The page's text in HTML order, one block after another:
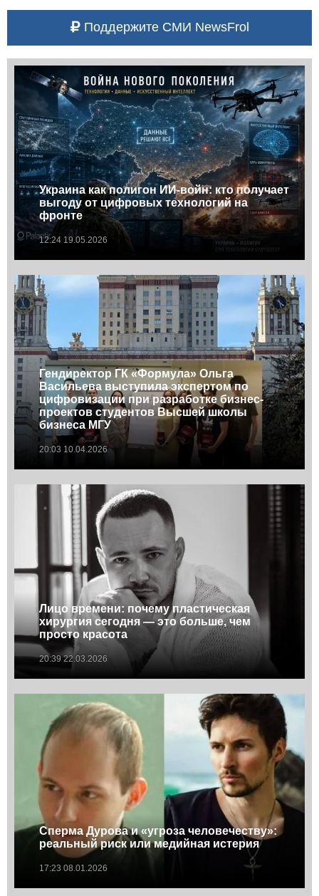
Поддержите СМИ NewsFrol
Украина как полигон ИИ-войн: кто получает
выгоду от цифровых технологий на
фронте
12:24 19.05.2026
Гендиректор ГК «Формула» Ольга
Васильева выступила экспертом по
цифровизации при разработке бизнес-
проектов студентов Высшей школы
бизнеса МГУ
20:03 10.04.2026
Лицо времени: почему пластическая
хирургия сегодня — это больше, чем
просто красота
20:39 22.03.2026
Сперма Дурова и «угроза человечеству»:
реальный риск или медийная истерия
17:23 08.01.2026